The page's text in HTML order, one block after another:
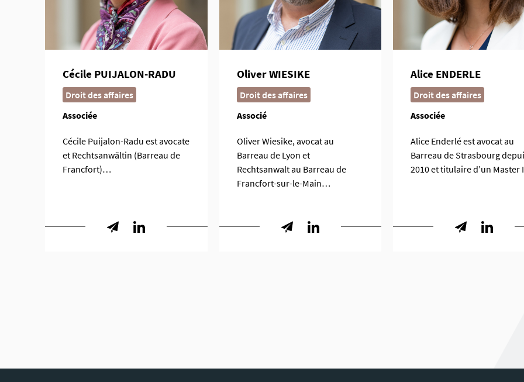
Cécile PUIJALON-RADU
Droit des affaires
Associée
Cécile Puijalon-Radu est avocate
et Rechtsanwältin (Barreau de
Francfort)…
Oliver WIESIKE
Droit des affaires
Associé
Oliver Wiesike, avocat au
Barreau de Lyon et
Rechtsanwalt au Barreau de
Francfort-sur-le-Main…
Alice ENDERLE
Droit des affaires
Associée
Alice Enderlé est avocat au
Barreau de Strasbourg
2010 et titulaire d’un